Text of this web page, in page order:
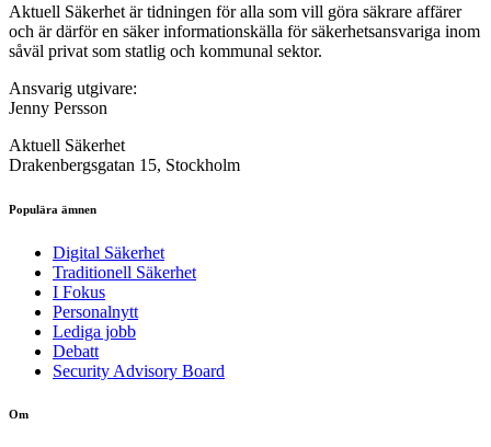
Aktuell Säkerhet är tidningen för alla som vill göra säkrare affärer
och är därför en säker informationskälla för säkerhets­ansvariga inom
såväl privat som statlig och kommunal sektor.
Ansvarig utgivare:
Jenny Persson
Aktuell Säkerhet
Drakenbergsgatan 15, Stockholm
Populära ämnen
Digital Säkerhet
Traditionell Säkerhet
I Fokus
Personalnytt
Lediga jobb
Debatt
Security Advisory Board
Om